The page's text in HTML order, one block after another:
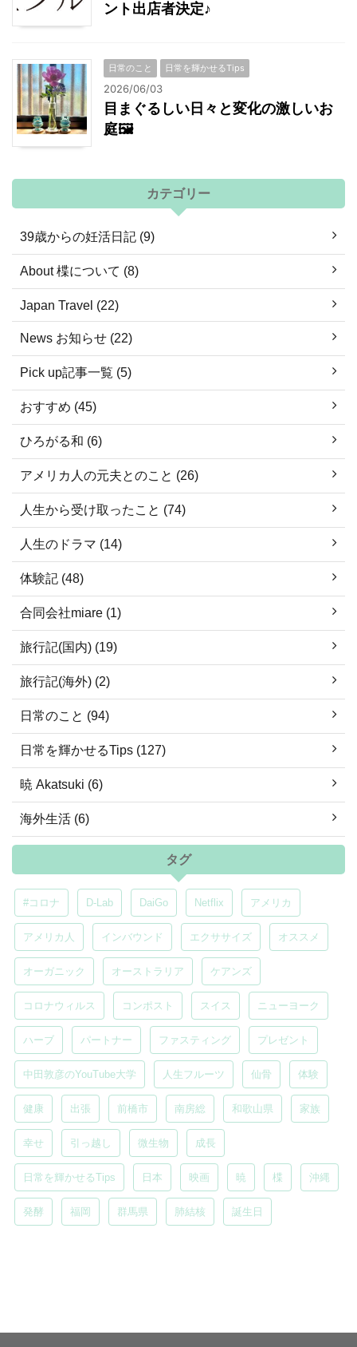
ント出店者決定♪
日常のこと 日常を輝かせるTips
2026/06/03
目まぐるしい日々と変化の激しいお
庭🖼
カテゴリー
39歳からの妊活日記 (9)
About 楪について (8)
Japan Travel (22)
News お知らせ (22)
Pick up記事一覧 (5)
おすすめ (45)
ひろがる和 (6)
アメリカ人の元夫とのこと (26)
人生から受け取ったこと (74)
人生のドラマ (14)
体験記 (48)
合同会社miare (1)
旅行記(国内) (19)
旅行記(海外) (2)
日常のこと (94)
日常を輝かせるTips (127)
暁 Akatsuki (6)
海外生活 (6)
タグ
#コロナ D-Lab DaiGo Netflix アメリカ
アメリカ人 インバウンド エクササイズ オススメ
オーガニック オーストラリア ケアンズ
コロナウィルス コンポスト スイス ニューヨーク
ハーブ パートナー ファスティング プレゼント
中田敦彦のYouTube大学 人生フルーツ 仙骨 体験
健康 出張 前橋市 南房総 和歌山県 家族
幸せ 引っ越し 微生物 成長
日常を輝かせるTips 日本 映画 暁 楪 沖縄
発酵 福岡 群馬県 肺結核 誕生日